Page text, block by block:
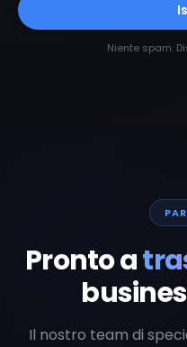
Niente spam.
Pronto a
Il nostro team di